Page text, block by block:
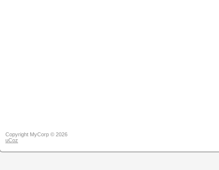
Copyright MyCorp © 2026
uCoz